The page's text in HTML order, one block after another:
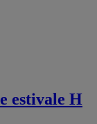
estivale H